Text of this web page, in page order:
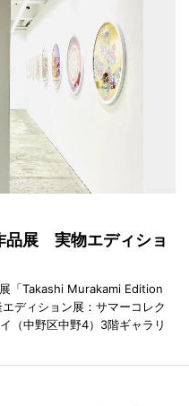
品展 実物エディショ
「Takashi Murakami Edition
ディション展：サマーコレク
（中野区中野4）3階ギャラリ